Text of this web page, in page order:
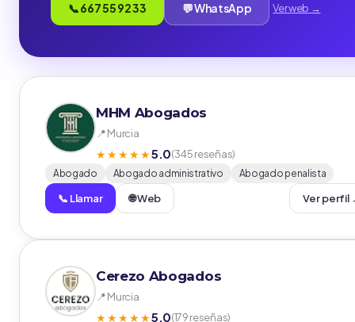
📞 667 55 92 33 💬 WhatsApp Ver web →
MHM Abogados
📍 Murcia
★★★★★5.0(345 reseñas)
Abogado Abogado administrativo Abogado penalista
📞 Llamar 🌐 Web Ver perfil
Cerezo Abogados
📍 Murcia
★★★★★5.0(179 reseñas)